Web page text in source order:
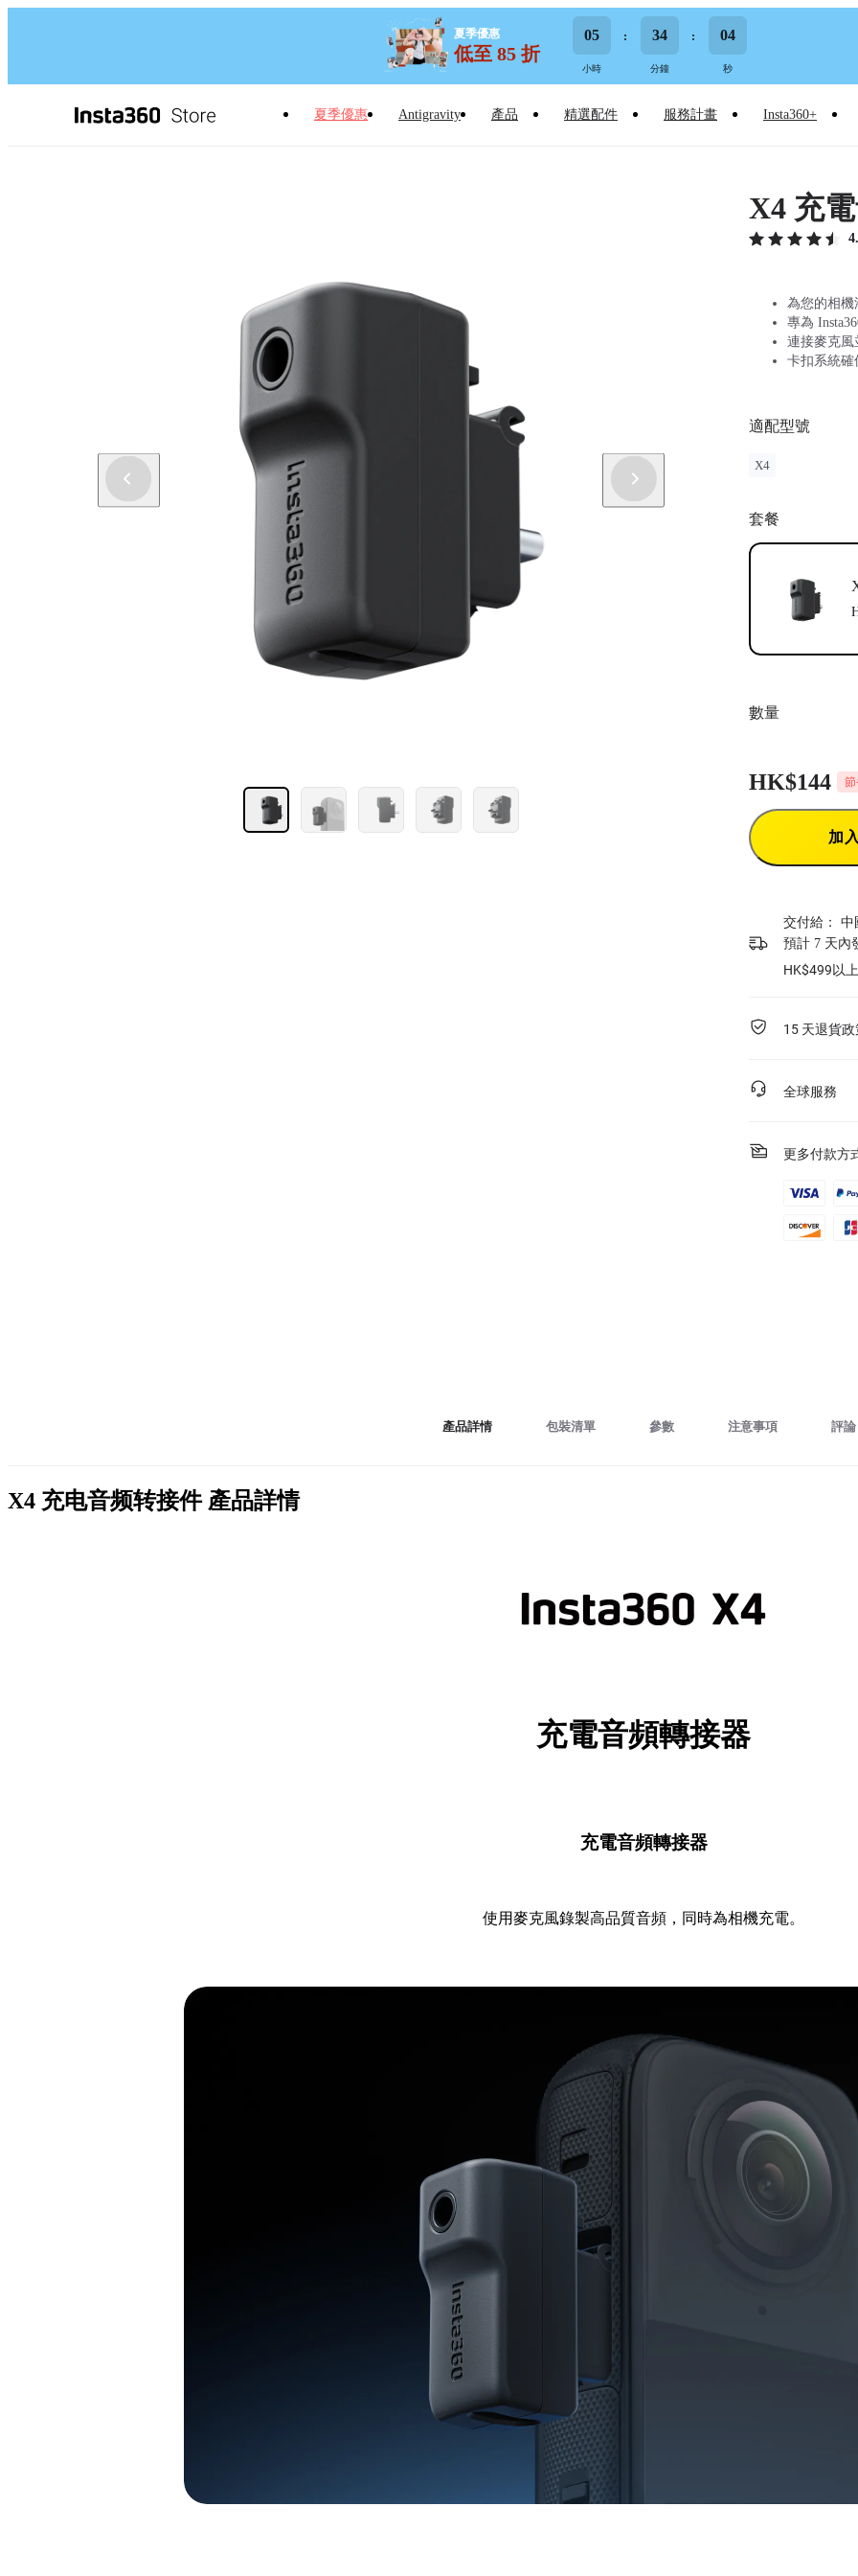
夏季優惠
低至 85 折
05
小時
34
分鐘
03
秒
夏季優惠 Antigravity 產品 精選配件 服務計畫 Insta360+
X4 充
為您的相機
專為
連接麥克風
卡扣系統確
適配型號
X4
套餐
數量
HK$144 節
加
交付給：
中
預計 7 天內
HK$499以
15 天退貨政
全球服務
更多付款方
產品詳情 包裝清單 參數 注意事項 評論
X4 充电音频转接件 產品詳情
充電音頻轉接器
充電音頻轉接器
使用麥克風錄製高品質音頻，同時為相機充電。